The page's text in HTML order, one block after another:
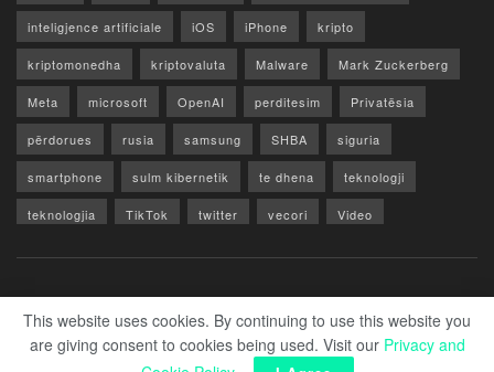
inteligjence artificiale iOS iPhone kripto
kriptomonedha kriptovaluta Malware Mark Zuckerberg
Meta microsoft OpenAI perditesim Privatësia
përdorues rusia samsung SHBA siguria
smartphone sulm kibernetik te dhena teknologji
teknologjia TikTok twitter vecori Video
© 2026 Zero1.al - Part of techzero1.com
This website uses cookies. By continuing to use this website you
are giving consent to cookies being used. Visit our Privacy and